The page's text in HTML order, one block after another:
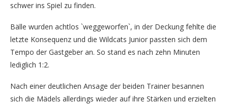
schwer ins Spiel zu finden.
Bälle wurden achtlos `weggeworfen`, in der Deckung fehlte die
letzte Konsequenz und die Wildcats Junior passten sich dem
Tempo der Gastgeber an. So stand es nach zehn Minuten
lediglich 1:2.
Nach einer deutlichen Ansage der beiden Trainer besannen
sich die Mädels allerdings wieder auf ihre Stärken und erzielten